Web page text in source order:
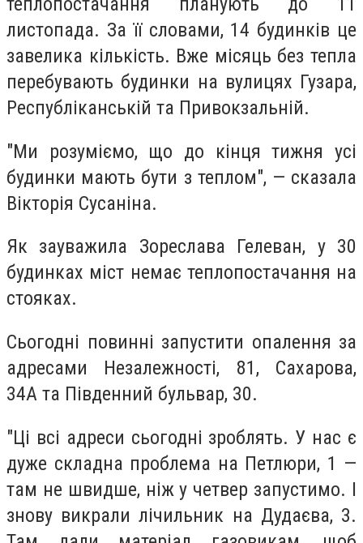
листопада. За її словами, 14 будинків це
завелика кількість. Вже місяць без тепла
перебувають будинки на вулицях Гузара,
Республіканській та Привокзальній.
"Ми розуміємо, що до кінця тижня усі
будинки мають бути з теплом", — сказала
Вікторія Сусаніна.
Як зауважила Зореслава Гелеван, у 30
будинках міст немає теплопостачання на
стояках.
Сьогодні повинні запустити опалення за
адресами Незалежності, 81, Сахарова,
34А та Південний бульвар, 30.
"Ці всі адреси сьогодні зроблять. У нас є
дуже складна проблема на Петлюри, 1 —
там не швидше, ніж у четвер запустимо. І
знову викрали лічильник на Дудаєва, 3.